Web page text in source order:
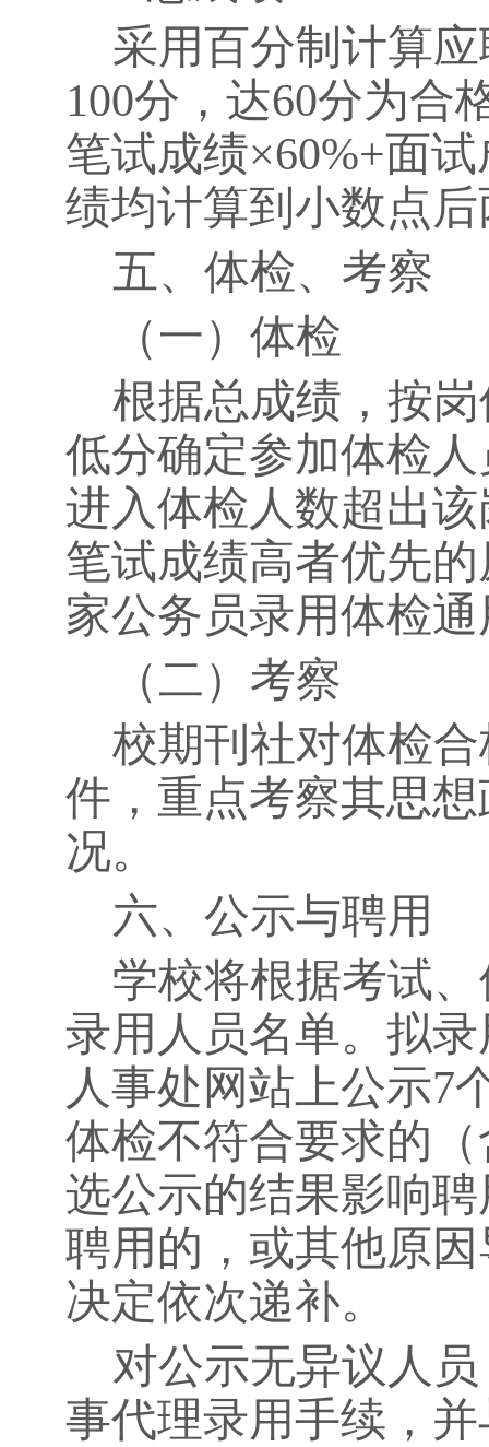
采用百分制计算
100分，达60分为合
笔试成绩×60%+面试
绩均计算到小数点
五、体检、考察
（一）体检
根据总成绩，按
低分确定参加体检
进入体检人数超出
笔试成绩高者优先
家公务员录用体检
（二）考察
校期刊社对体检
件，重点考察其思
况。
六、公示与聘用
学校将根据考试
录用人员名单。拟
人事处网站上公示7
体检不符合要求的
选公示的结果影响
聘用的，或其他原
决定依次递补。
对公示无异议人
事代理录用手续，